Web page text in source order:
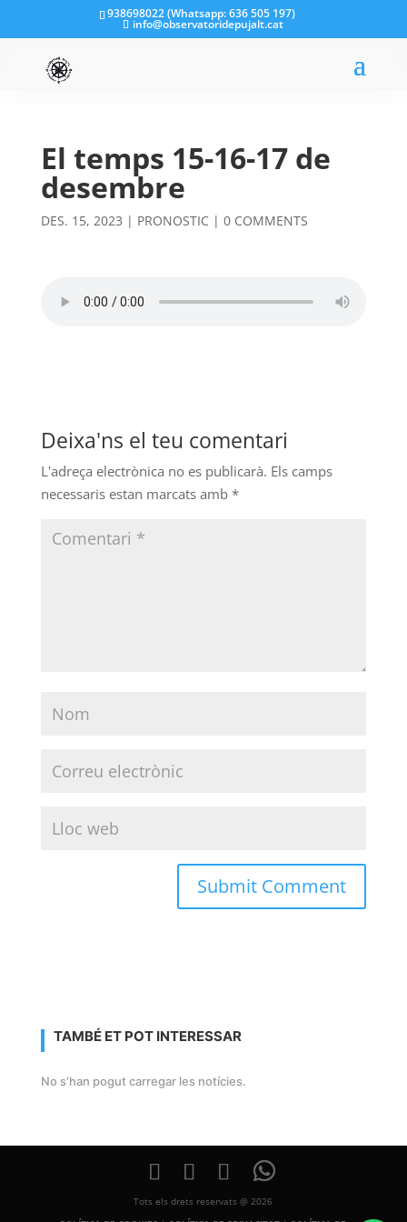
938698022 (Whatsapp: 636 505 197)
info@observatoridepujalt.cat
El temps 15-16-17 de
desembre
DES. 15, 2023 | PRONOSTIC | 0 COMMENTS
Deixa'ns el teu comentari
L'adreça electrònica no es publicarà. Els camps
necessaris estan marcats amb *
TAMBÉ ET POT INTERESSAR
No s'han pogut carregar les notícies.
Tots els drets reservats @ 2026